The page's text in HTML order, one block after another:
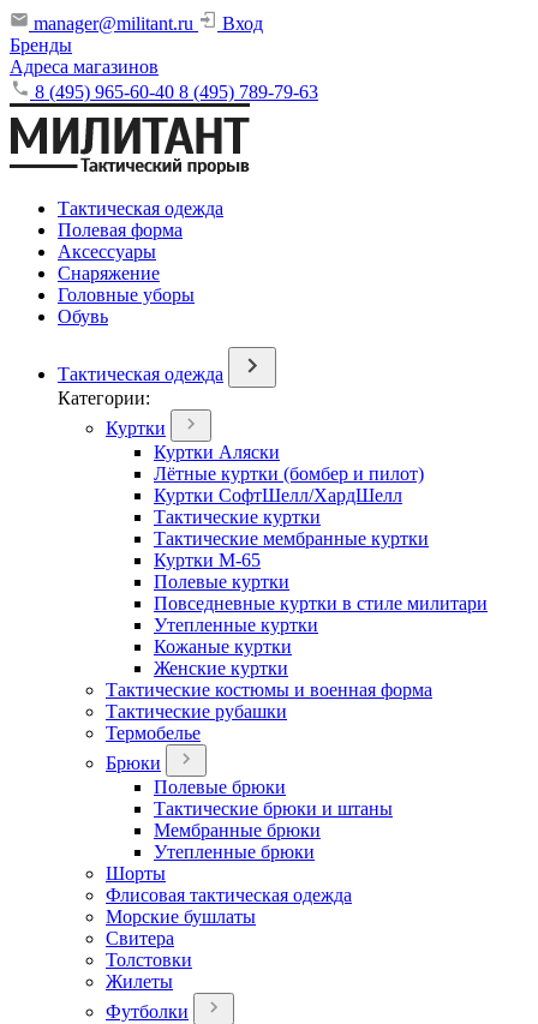
manager@militant.ru
Вход
Бренды
Адреса магазинов
8 (495) 965-60-40 8 (495) 789-79-63
Тактическая одежда
Полевая форма
Аксессуары
Снаряжение
Головные уборы
Обувь
Тактическая одежда
Категории:
Куртки
Куртки Аляски
Лётные куртки (бомбер и пилот)
Куртки СофтШелл/ХардШелл
Тактические куртки
Тактические мембранные куртки
Куртки М-65
Полевые куртки
Повседневные куртки в стиле милитари
Утепленные куртки
Кожаные куртки
Женские куртки
Тактические костюмы и военная форма
Тактические рубашки
Термобелье
Брюки
Полевые брюки
Тактические брюки и штаны
Мембранные брюки
Утепленные брюки
Шорты
Флисовая тактическая одежда
Морские бушлаты
Свитера
Толстовки
Жилеты
Футболки